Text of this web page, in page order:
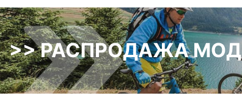
>> РАСПРОДАЖА